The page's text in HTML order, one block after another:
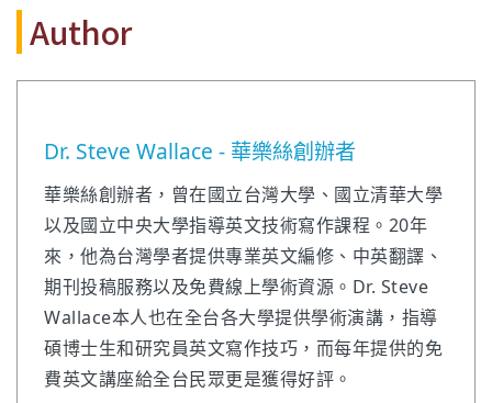
Author
Dr. Steve Wallace - 華樂絲創辦者
華樂絲創辦者，曾在國立台灣大學、國立清華大學
以及國立中央大學指導英文技術寫作課程。20年
來，他為台灣學者提供專業英文編修、中英翻譯、
期刊投稿服務以及免費線上學術資源。Dr. Steve
Wallace本人也在全台各大學提供學術演講，指導
碩博士生和研究員英文寫作技巧，而每年提供的免
費英文講座給全台民眾更是獲得好評。